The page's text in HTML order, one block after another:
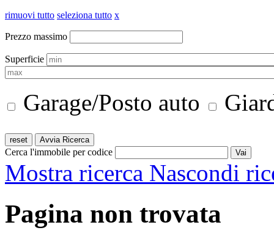
rimuovi tutto seleziona tutto x
Prezzo massimo
Superficie
Garage/Posto auto
Cerca l'immobile per codice
Mostra ricerca Nascondi
Pagina non trovata